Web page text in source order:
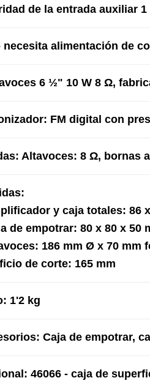
de la entrada auxiliar 1
necesita alimentación de
6 ½" 10 W 8 Ω,
FM digital con
Altavoces: 8 Ω, bornas
y caja totales: 86
de empotrar: 80 x 80 x 50
186 mm Ø x 70 mm
de corte: 165 mm
1'2 kg
Caja de empotrar,
46066 - caja de